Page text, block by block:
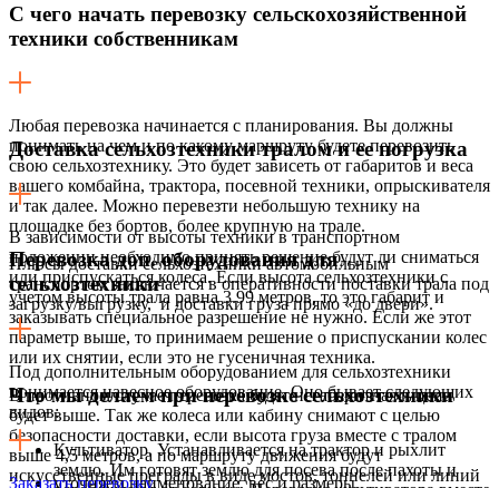
С чего начать перевозку сельскохозяйственной
техники собственникам
Любая перевозка начинается с планирования. Вы должны
понимать на чем и по какому маршруту будете перевозить
свою сельхозтехнику. Это будет зависеть от габаритов и веса
вашего комбайна, трактора, посевной техники, опрыскивателя
и так далее. Можно перевезти небольшую технику на
площадке без бортов, более крупную на трале.
Плюсы доставки сельхозтехники автомобильным
транспортом заключается в оперативности поставки трала под
загрузку/выгрузку, и доставки груза прямо «до двери».
Доставка сельхозтехники тралом и ее погрузка
В зависимости от высоты техники в транспортном
положении необходимо принять решение будут ли сниматься
или приспускаться колеса. Если высота сельхозтехники с
учетом высоты трала равна 3.99 метров, то это габарит и
заказывать специальное разрешение не нужно. Если же этот
параметр выше, то принимаем решение о приспускании колес
или их снятии, если это не гусеничная техника.
В противном случае перевозка будет негабаритная и цена
будет выше. Так же колеса или кабину снимают с целью
безопасности доставки, если высота груза вместе с тралом
выше 4,5 метров, а по маршруту движения будут
искусственные преграды в виде мостов, тоннелей или линий
Перевозка доп. оборудования для
сельхозтехники
Под дополнительным оборудованием для сельхозтехники
понимается навесное оборудование. Оно бывает следующих
видов:
Культиватор. Устанавливается на трактор и рыхлит
землю. Им готовят землю для посева после пахоты и
Что мы делаем при перевозке сельхозтехники
уточняем наименование, вес и размеры
Заказать перевозку